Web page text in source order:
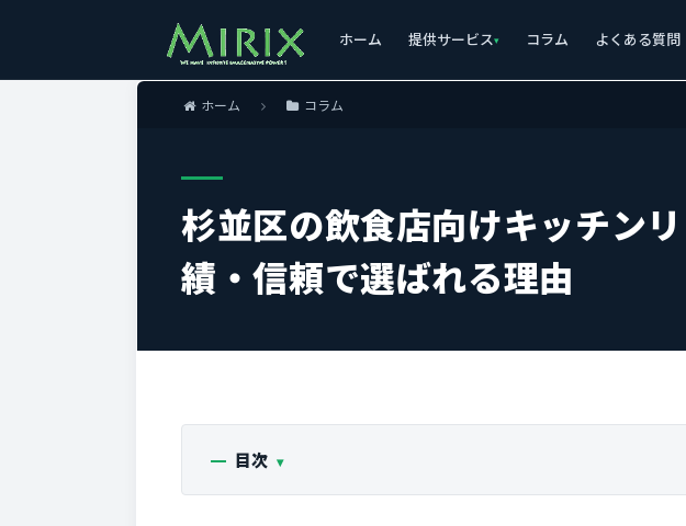
ホーム 提供サービス コラム よくある質問
ホーム コラム
杉並区の飲食店向けキッチン
績・信頼で選ばれる理由
目次